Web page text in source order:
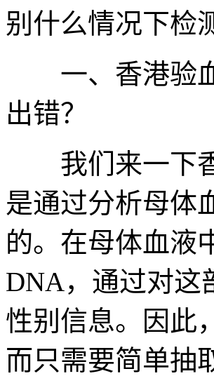
别什么情况下检
一、香港验血
出错？
我们来一下香
是通过分析母体
的。在母体血液
DNA，通过对这
性别信息。因此
而只需要简单抽